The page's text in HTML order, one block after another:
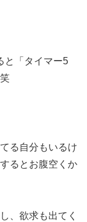
と「タイマー5
る自分もいるけ
るとお腹空くか
、欲求も出てく